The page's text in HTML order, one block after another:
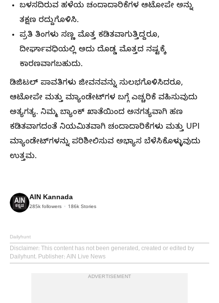
ಬಳಸದಿರುವ ಹಳೆಯ ಚಂದಾದಾರಿಕೆಗಳ ಆಟೋಪೇ ಅನ್ನು
ತಕ್ಷಣ ರದ್ದುಗೊಳಿಸಿ.
ಪ್ರತಿ ತಿಂಗಳು ಸಣ್ಣ ಮೊತ್ತ ಕಡಿತವಾಗುತ್ತಿದ್ದರೂ,
ದೀರ್ಘಾವಧಿಯಲ್ಲಿ ಅದು ದೊಡ್ಡ ಮೊತ್ತದ ನಷ್ಟಕ್ಕೆ
ಕಾರಣವಾಗಬಹುದು.
ಡಿಜಿಟಲ್ ಪಾವತಿಗಳು ಜೀವನವನ್ನು ಸುಲಭಗೊಳಿಸಿದರೂ,
ಆಟೋಪೇ ಮತ್ತು ಮ್ಯಾಂಡೇಟ್‌ಗಳ ಬಗ್ಗೆ ಎಚ್ಚರಿಕೆ ವಹಿಸುವುದು
ಅತ್ಯಗತ್ಯ. ನಿಮ್ಮ ಬ್ಯಾಂಕ್ ಖಾತೆಯಿಂದ ಅನಗತ್ಯವಾಗಿ ಹಣ
ಕಡಿತವಾಗದಂತೆ ನಿಯಮಿತವಾಗಿ ಚಂದಾದಾರಿಕೆಗಳು ಮತ್ತು UPI
ಮ್ಯಾಂಡೇಟ್‌ಗಳನ್ನು ಪರಿಶೀಲಿಸುವ ಅಭ್ಯಾಸ ಬೆಳೆಸಿಕೊಳ್ಳುವುದು
ಉತ್ತಮ.
AIN Kannada
285k followers 186k Stories
Dailyhunt
Disclaimer: This content has not been generated, created or edited by
Dailyhunt. Publisher: AIN Live News
ADVERTISEMENT